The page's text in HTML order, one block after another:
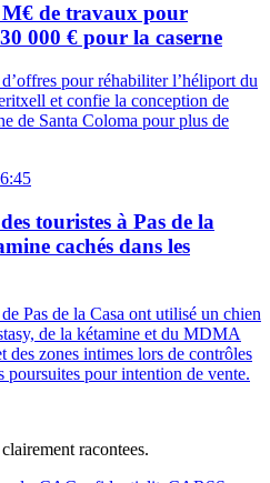
de travaux pour
000 € pour la caserne
pour réhabiliter l’héliport du
et confie la conception de
de Santa Coloma pour plus de
touristes à Pas de la
cachés dans les
Pas de la Casa ont utilisé un chien
de la kétamine et du MDMA
des zones intimes lors de contrôles
poursuites pour intention de vente.
racontees.